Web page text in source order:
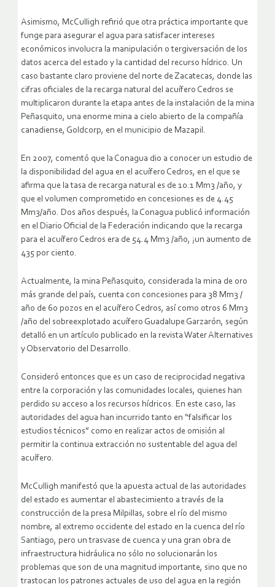
Asimismo, McCulligh refirió que otra práctica importante que
funge para asegurar el agua para satisfacer intereses
económicos involucra la manipulación o tergiversación de los
datos acerca del estado y la cantidad del recurso hídrico. Un
caso bastante claro proviene del norte de Zacatecas, donde las
cifras oficiales de la recarga natural del acuífero Cedros se
multiplicaron durante la etapa antes de la instalación de la mina
Peñasquito, una enorme mina a cielo abierto de la compañía
canadiense, Goldcorp, en el municipio de Mazapil.
En 2007, comentó que la Conagua dio a conocer un estudio de
la disponibilidad del agua en el acuífero Cedros, en el que se
afirma que la tasa de recarga natural es de 10.1 Mm3 /año, y
que el volumen comprometido en concesiones es de 4.45
Mm3/año. Dos años después, la Conagua publicó información
en el Diario Oficial de la Federación indicando que la recarga
para el acuífero Cedros era de 54.4 Mm3 /año, ¡un aumento de
435 por ciento.
Actualmente, la mina Peñasquito, considerada la mina de oro
más grande del país, cuenta con concesiones para 38 Mm3 /
año de 60 pozos en el acuífero Cedros, así como otros 6 Mm3
/año del sobreexplotado acuífero Guadalupe Garzarón, según
detalló en un artículo publicado en la revista Water Alternatives
y Observatorio del Desarrollo.
Consideró entonces que es un caso de reciprocidad negativa
entre la corporación y las comunidades locales, quienes han
perdido su acceso a los recursos hídricos. En este caso, las
autoridades del agua han incurrido tanto en “falsificar los
estudios técnicos” como en realizar actos de omisión al
permitir la continua extracción no sustentable del agua del
acuífero.
McCulligh manifestó que la apuesta actual de las autoridades
del estado es aumentar el abastecimiento a través de la
construcción de la presa Milpillas, sobre el río del mismo
nombre, al extremo occidente del estado en la cuenca del río
Santiago, pero un trasvase de cuenca y una gran obra de
infraestructura hidráulica no sólo no solucionarán los
problemas que son de una magnitud importante, sino que no
trastocan los patrones actuales de uso del agua en la región